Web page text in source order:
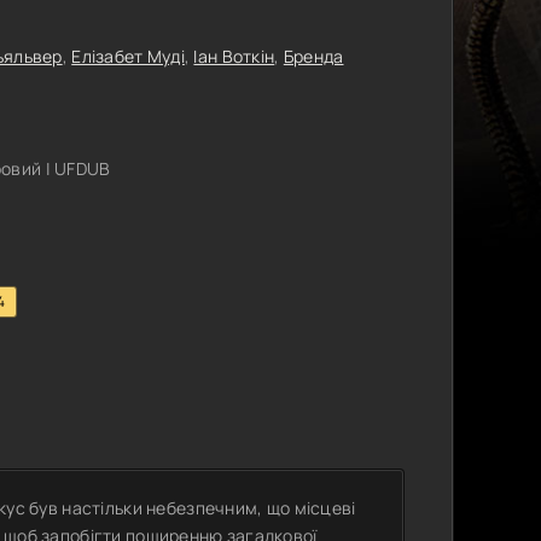
, Елізабет Муді, Іан Воткін, Бренда
| UFDUB
був настільки небезпечним, що місцеві
запобігти поширенню загадкової